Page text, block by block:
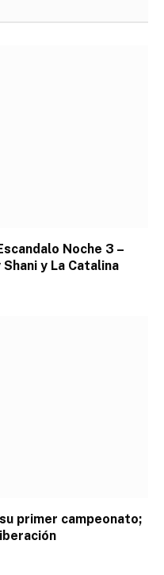
Noche 3 –
y La Catalina
primer campeonato;